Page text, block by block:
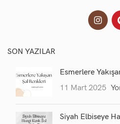
SON YAZILAR
Esmerlere
11 Mart 2025
Siyah Elbiseye